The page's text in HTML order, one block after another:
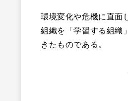
環境変化や危機に直面
組織を「学習する組織
きたものである。